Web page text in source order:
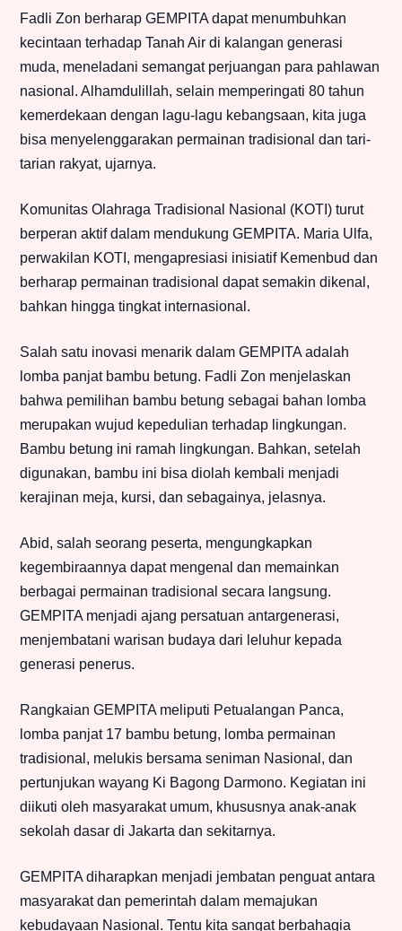
Fadli Zon berharap GEMPITA dapat menumbuhkan
kecintaan terhadap Tanah Air di kalangan generasi
muda, meneladani semangat perjuangan para pahlawan
nasional. Alhamdulillah, selain memperingati 80 tahun
kemerdekaan dengan lagu-lagu kebangsaan, kita juga
bisa menyelenggarakan permainan tradisional dan tari-
tarian rakyat, ujarnya.
Komunitas Olahraga Tradisional Nasional (KOTI) turut
berperan aktif dalam mendukung GEMPITA. Maria Ulfa,
perwakilan KOTI, mengapresiasi inisiatif Kemenbud dan
berharap permainan tradisional dapat semakin dikenal,
bahkan hingga tingkat internasional.
Salah satu inovasi menarik dalam GEMPITA adalah
lomba panjat bambu betung. Fadli Zon menjelaskan
bahwa pemilihan bambu betung sebagai bahan lomba
merupakan wujud kepedulian terhadap lingkungan.
Bambu betung ini ramah lingkungan. Bahkan, setelah
digunakan, bambu ini bisa diolah kembali menjadi
kerajinan meja, kursi, dan sebagainya, jelasnya.
Abid, salah seorang peserta, mengungkapkan
kegembiraannya dapat mengenal dan memainkan
berbagai permainan tradisional secara langsung.
GEMPITA menjadi ajang persatuan antargenerasi,
menjembatani warisan budaya dari leluhur kepada
generasi penerus.
Rangkaian GEMPITA meliputi Petualangan Panca,
lomba panjat 17 bambu betung, lomba permainan
tradisional, melukis bersama seniman Nasional, dan
pertunjukan wayang Ki Bagong Darmono. Kegiatan ini
diikuti oleh masyarakat umum, khususnya anak-anak
sekolah dasar di Jakarta dan sekitarnya.
GEMPITA diharapkan menjadi jembatan penguat antara
masyarakat dan pemerintah dalam memajukan
kebudayaan Nasional. Tentu kita sangat berbahagia